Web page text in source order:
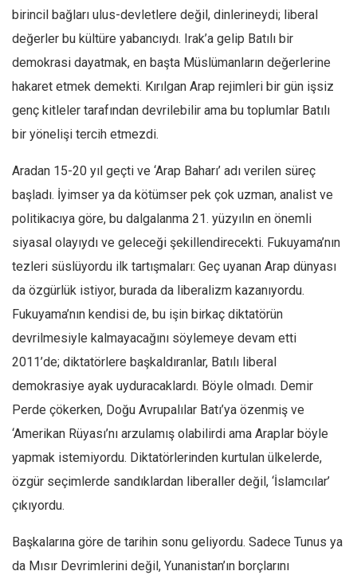
Gıda-Beslenme
Hayat
Türkiye
Siyaset
Asya
Afrika
İslam Dünyası
Amerika
Avustralya
Tarih
Düşünce
birincil bağları ulus-devletlere değil, dinlerineydi; liberal
değerler bu kültüre yabancıydı. Irak’a gelip Batılı bir
demokrasi dayatmak, en başta Müslümanların değerlerine
hakaret etmek demekti. Kırılgan Arap rejimleri bir gün işsiz
genç kitleler tarafından devrilebilir ama bu toplumlar Batılı
bir yönelişi tercih etmezdi.
Aradan 15-20 yıl geçti ve ‘Arap Baharı’ adı verilen süreç
başladı. İyimser ya da kötümser pek çok uzman, analist ve
politikacıya göre, bu dalgalanma 21. yüzyılın en önemli
siyasal olayıydı ve geleceği şekillendirecekti. Fukuyama’nın
tezleri süslüyordu ilk tartışmaları: Geç uyanan Arap dünyası
da özgürlük istiyor, burada da liberalizm kazanıyordu.
Fukuyama’nın kendisi de, bu işin birkaç diktatörün
devrilmesiyle kalmayacağını söylemeye devam etti
2011’de; diktatörlere başkaldıranlar, Batılı liberal
demokrasiye ayak uyduracaklardı. Böyle olmadı. Demir
Perde çökerken, Doğu Avrupalılar Batı’ya özenmiş ve
‘Amerikan Rüyası’nı arzulamış olabilirdi ama Araplar böyle
yapmak istemiyordu. Diktatörlerinden kurtulan ülkelerde,
özgür seçimlerde sandıklardan liberaller değil, ‘İslamcılar’
çıkıyordu.
Başkalarına göre de tarihin sonu geliyordu. Sadece Tunus ya
da Mısır Devrimlerini değil, Yunanistan’ın borçlarını